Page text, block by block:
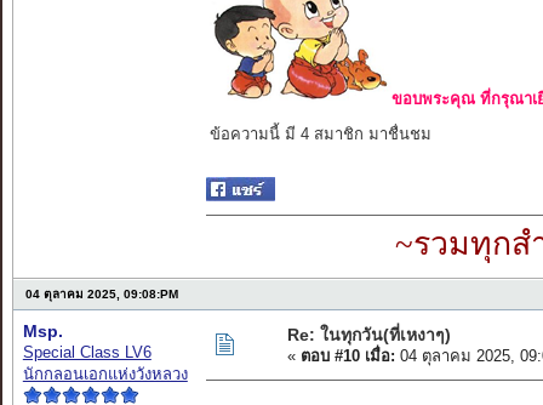
ขอบพระคุณ ที่กรุณาเ
ข้อความนี้ มี 4 สมาชิก มาชื่นชม
~รวมทุกส
04 ตุลาคม 2025, 09:08:PM
Msp.
Special Class LV6
นักกลอนเอกแห่งวังหลวง
Re: ในทุกวัน(ที่เหงาๆ)
« ตอบ #10 เมื่อ: 04 ตุลาคม 2025,